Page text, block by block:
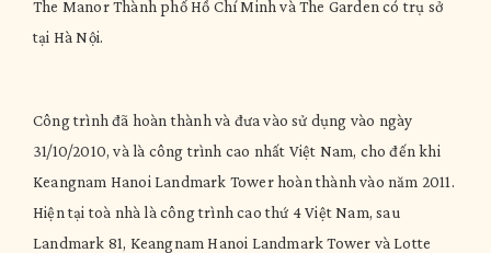
The Manor Thành phố Hồ Chí Minh và The Garden có trụ sở
tại Hà Nội.
Công trình đã hoàn thành và đưa vào sử dụng vào ngày
31/10/2010, và là công trình cao nhất Việt Nam, cho đến khi
Keangnam Hanoi Landmark Tower hoàn thành vào năm 2011.
Hiện tại toà nhà là công trình cao thứ 4 Việt Nam, sau
Landmark 81, Keangnam Hanoi Landmark Tower và Lotte